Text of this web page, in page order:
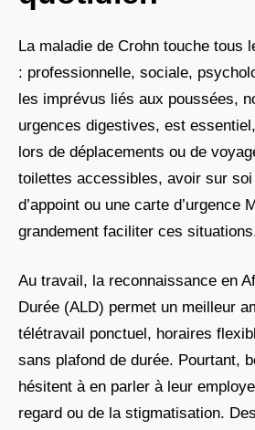
La maladie de Crohn touche tous
: professionnelle, sociale,
les imprévus liés aux poussées,
urgences digestives, est
lors de déplacements ou de
toilettes accessibles, avoir sur
d’appoint ou une carte d’urgence
grandement faciliter ces
Au travail, la reconnaissance en
Durée (ALD) permet un meilleur
télétravail ponctuel, horaires
sans plafond de durée. Pourtant,
hésitent à en parler à leur
regard ou de la stigmatisation.